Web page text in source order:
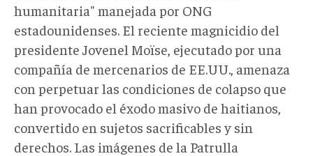
humanitaria" manejada por ONG
estadounidenses. El reciente magnicidio del
presidente Jovenel Moïse, ejecutado por una
compañía de mercenarios de EE.UU., amenaza
con perpetuar las condiciones de colapso que
han provocado el éxodo masivo de haitianos,
convertido en sujetos sacrificables y sin
derechos. Las imágenes de la Patrulla